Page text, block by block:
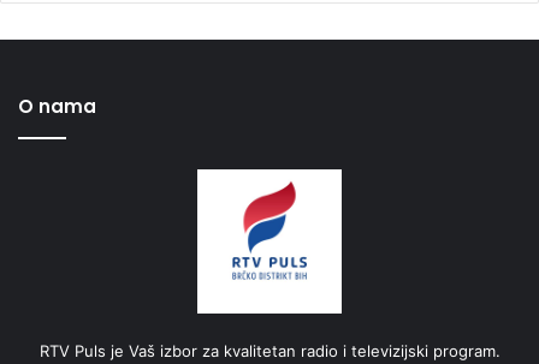
O nama
RTV Puls je Vaš izbor za kvalitetan radio i televizijski program.